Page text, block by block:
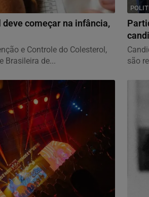
começar na infância,
e Controle do Colesterol,
Brasileira de...
são